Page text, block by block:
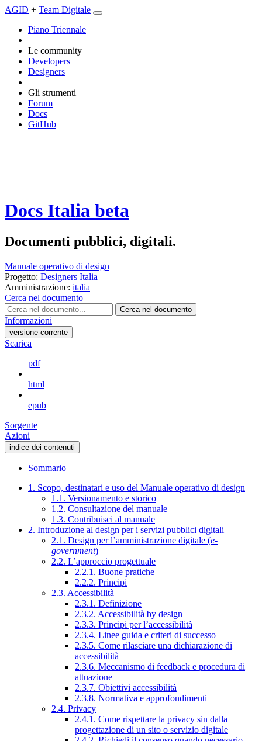
AGID + Team Digitale
Piano Triennale
Le community
Developers
Designers
Gli strumenti
Forum
Docs
GitHub
Docs Italia beta
Documenti pubblici, digitali.
Manuale operativo di design
Progetto: Designers Italia
Amministrazione: italia
Cerca nel documento
Cerca nel documento
Informazioni
versione-corrente
Scarica
pdf
html
epub
Sorgente
Azioni
indice dei contenuti
Sommario
1. Scopo, destinatari e uso del Manuale operativo di design
1.1. Versionamento e storico
1.2. Consultazione del manuale
1.3. Contribuisci al manuale
2. Introduzione al design per i servizi pubblici digitali
2.1. Design per l’amministrazione digitale (e-
government)
2.2. L’approccio progettuale
2.2.1. Buone pratiche
2.2.2. Principi
2.3. Accessibilità
2.3.1. Definizione
2.3.2. Accessibilità by design
2.3.3. Principi per l’accessibilità
2.3.4. Linee guida e criteri di successo
2.3.5. Come rilasciare una dichiarazione di
accessibilità
2.3.6. Meccanismo di feedback e procedura di
attuazione
2.3.7. Obiettivi accessibilità
2.3.8. Normativa e approfondimenti
2.4. Privacy
2.4.1. Come rispettare la privacy sin dalla
progettazione di un sito o servizio digitale